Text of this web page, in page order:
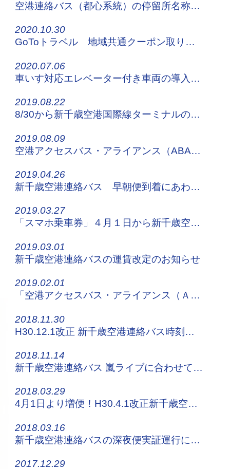
空港連絡バス（都心系統）の停留所名称変更について
2020.10.30
GoToトラベル 地域共通クーポン取り扱い開始について
2020.07.06
車いす対応エレベーター付き車両の導入について
2019.08.22
8/30から新千歳空港国際線ターミナルののりば位置・番号が変更になります
2019.08.09
空港アクセスバス・アライアンス（ABA）が全国20空港31社局に！
2019.04.26
新千歳空港連絡バス 早朝便到着にあわせて臨時便を運行します！
2019.03.27
「スマホ乗車券」４月１日から新千歳空港連絡バス全系統で利用可能に！
2019.03.01
新千歳空港連絡バスの運賃改定のお知らせ
2019.02.01
「空港アクセスバス・アライアンス（ＡＢＡ）」発足のお知らせ
2018.11.30
H30.12.1改正 新千歳空港連絡バス時刻表はこちらから！
2018.11.14
新千歳空港連絡バス 嵐ライブに合わせて増便運行します
2018.03.29
4月1日より増便！H30.4.1改正新千歳空港連絡バス時刻表はコチラから！
2018.03.16
新千歳空港連絡バスの深夜便実証運行について
2017.12.29